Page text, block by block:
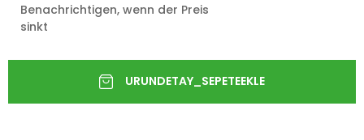
Benachrichtigen, wenn der Preis
sinkt